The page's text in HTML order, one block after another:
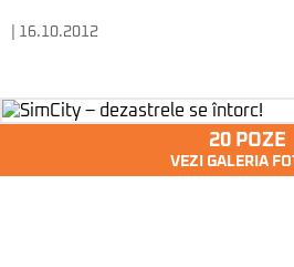
| 16.10.2012
20 POZE
VEZI GALERIA